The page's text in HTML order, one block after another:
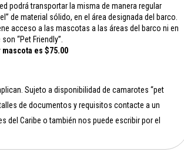
podrá transportar la misma de manera regular
de material sólido, en el área designada del barco.
acceso a las mascotas a las áreas del barco ni en
“Pet Friendly”.
es $75.00
Sujeto a disponibilidad de camarotes “pet
de documentos y requisitos contacte a un
del Caribe o también nos puede escribir por el